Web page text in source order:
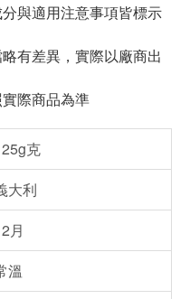
與適用注意事項皆標示
有差異，實際以廠商出
際商品為準
克
大利
月
溫